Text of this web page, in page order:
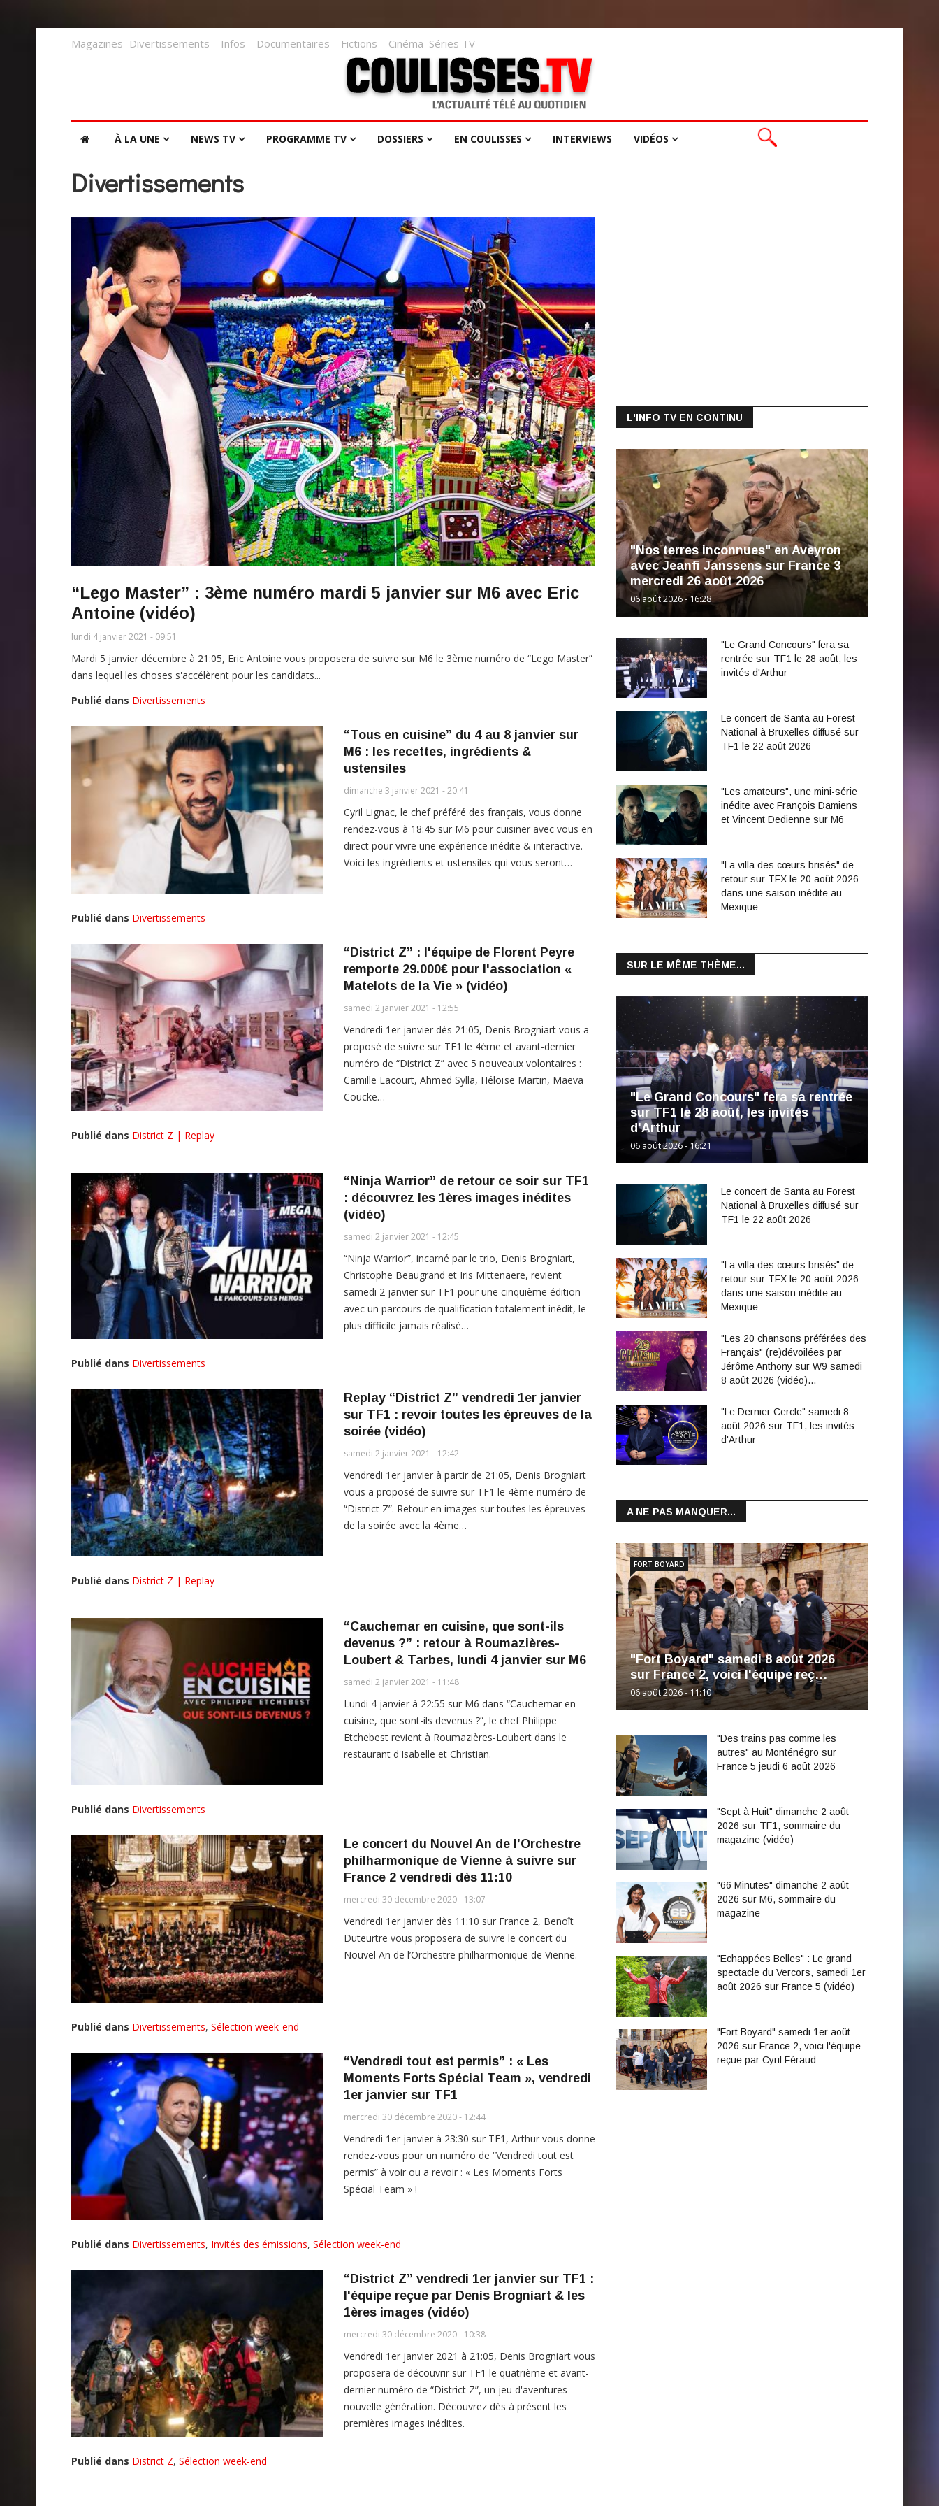
Magazines Divertissements Infos Documentaires Fictions Cinéma Séries TV
À LA UNE NEWS TV PROGRAMME TV DOSSIERS EN COULISSES INTERVIEWS VIDÉOS
Divertissements
“Lego Master” : 3ème numéro mardi 5 janvier sur M6 avec Eric
Antoine (vidéo)
lundi 4 janvier 2021 - 09:51
Mardi 5 janvier décembre à 21:05, Eric Antoine vous proposera de suivre sur M6 le 3ème numéro de “Lego Master”
dans lequel les choses s'accélèrent pour les candidats...
Publié dans Divertissements
“Tous en cuisine” du 4 au 8 janvier sur
M6 : les recettes, ingrédients &
ustensiles
dimanche 3 janvier 2021 - 20:41
Cyril Lignac, le chef préféré des français, vous donne
rendez-vous à 18:45 sur M6 pour cuisiner avec vous en
direct pour vivre une expérience inédite & interactive.
Voici les ingrédients et ustensiles qui vous seront…
Publié dans Divertissements
“District Z” : l'équipe de Florent Peyre
remporte 29.000€ pour l'association «
Matelots de la Vie » (vidéo)
samedi 2 janvier 2021 - 12:55
Vendredi 1er janvier dès 21:05, Denis Brogniart vous a
proposé de suivre sur TF1 le 4ème et avant-dernier
numéro de “District Z” avec 5 nouveaux volontaires :
Camille Lacourt, Ahmed Sylla, Héloïse Martin, Maëva
Coucke…
Publié dans District Z | Replay
“Ninja Warrior” de retour ce soir sur TF1
: découvrez les 1ères images inédites
(vidéo)
samedi 2 janvier 2021 - 12:45
“Ninja Warrior”, incarné par le trio, Denis Brogniart,
Christophe Beaugrand et Iris Mittenaere, revient
samedi 2 janvier sur TF1 pour une cinquième édition
avec un parcours de qualification totalement inédit, le
plus difficile jamais réalisé…
Publié dans Divertissements
Replay “District Z” vendredi 1er janvier
sur TF1 : revoir toutes les épreuves de la
soirée (vidéo)
samedi 2 janvier 2021 - 12:42
Vendredi 1er janvier à partir de 21:05, Denis Brogniart
vous a proposé de suivre sur TF1 le 4ème numéro de
“District Z”. Retour en images sur toutes les épreuves
de la soirée avec la 4ème…
Publié dans District Z | Replay
“Cauchemar en cuisine, que sont-ils
devenus ?” : retour à Roumazières-
Loubert & Tarbes, lundi 4 janvier sur M6
samedi 2 janvier 2021 - 11:48
Lundi 4 janvier à 22:55 sur M6 dans “Cauchemar en
cuisine, que sont-ils devenus ?”, le chef Philippe
Etchebest revient à Roumazières-Loubert dans le
restaurant d'Isabelle et Christian.
Publié dans Divertissements
Le concert du Nouvel An de l’Orchestre
philharmonique de Vienne à suivre sur
France 2 vendredi dès 11:10
mercredi 30 décembre 2020 - 13:07
Vendredi 1er janvier dès 11:10 sur France 2, Benoît
Duteurtre vous proposera de suivre le concert du
Nouvel An de l’Orchestre philharmonique de Vienne.
Publié dans Divertissements, Sélection week-end
“Vendredi tout est permis” : « Les
Moments Forts Spécial Team », vendredi
1er janvier sur TF1
mercredi 30 décembre 2020 - 12:44
Vendredi 1er janvier à 23:30 sur TF1, Arthur vous donne
rendez-vous pour un numéro de “Vendredi tout est
permis” à voir ou a revoir : « Les Moments Forts
Spécial Team » !
Publié dans Divertissements, Invités des émissions, Sélection week-end
“District Z” vendredi 1er janvier sur TF1 :
l'équipe reçue par Denis Brogniart & les
1ères images (vidéo)
mercredi 30 décembre 2020 - 10:38
Vendredi 1er janvier 2021 à 21:05, Denis Brogniart vous
proposera de découvrir sur TF1 le quatrième et avant-
dernier numéro de “District Z”, un jeu d'aventures
nouvelle génération. Découvrez dès à présent les
premières images inédites.
Publié dans District Z, Sélection week-end
L'INFO TV EN CONTINU
"Nos terres inconnues" en Aveyron
avec Jeanfi Janssens sur France 3
mercredi 26 août 2026
06 août 2026 - 16:28
"Le Grand Concours" fera sa
rentrée sur TF1 le 28 août, les
invités d'Arthur
Le concert de Santa au Forest
National à Bruxelles diffusé sur
TF1 le 22 août 2026
"Les amateurs", une mini-série
inédite avec François Damiens
et Vincent Dedienne sur M6
"La villa des cœurs brisés" de
retour sur TFX le 20 août 2026
dans une saison inédite au
Mexique
SUR LE MÊME THÈME...
"Le Grand Concours" fera sa rentrée
sur TF1 le 28 août, les invités
d'Arthur
06 août 2026 - 16:21
Le concert de Santa au Forest
National à Bruxelles diffusé sur
TF1 le 22 août 2026
"La villa des cœurs brisés" de
retour sur TFX le 20 août 2026
dans une saison inédite au
Mexique
"Les 20 chansons préférées des
Français" (re)dévoilées par
Jérôme Anthony sur W9 samedi
8 août 2026 (vidéo)…
"Le Dernier Cercle" samedi 8
août 2026 sur TF1, les invités
d'Arthur
A NE PAS MANQUER...
"Fort Boyard" samedi 8 août 2026
sur France 2, voici l'équipe reç…
06 août 2026 - 11:10
FORT BOYARD
"Des trains pas comme les
autres" au Monténégro sur
France 5 jeudi 6 août 2026
"Sept à Huit" dimanche 2 août
2026 sur TF1, sommaire du
magazine (vidéo)
"66 Minutes" dimanche 2 août
2026 sur M6, sommaire du
magazine
"Echappées Belles" : Le grand
spectacle du Vercors, samedi 1er
août 2026 sur France 5 (vidéo)
"Fort Boyard" samedi 1er août
2026 sur France 2, voici l'équipe
reçue par Cyril Féraud